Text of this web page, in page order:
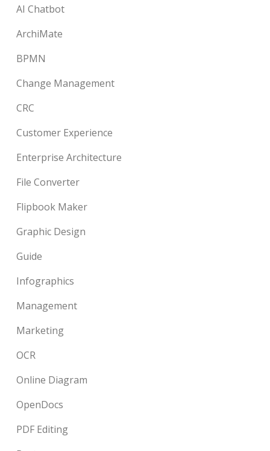
AI Chatbot
ArchiMate
BPMN
Change Management
CRC
Customer Experience
Enterprise Architecture
File Converter
Flipbook Maker
Graphic Design
Guide
Infographics
Management
Marketing
OCR
Online Diagram
OpenDocs
PDF Editing